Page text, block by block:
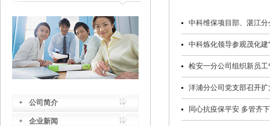
公司简介
企业新闻
中科维保项目部、湛江
中科炼化领导参观茂化建
检安一分公司组织新员
洋浦分公司党支部召开扩
同心抗疫保平安 多管齐